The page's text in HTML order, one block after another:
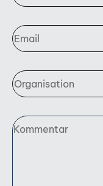
Email
Organisation
Kommentar